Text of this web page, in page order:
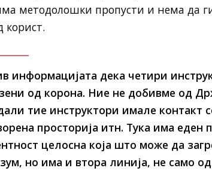
методолошки пропусти и нема да
корист.
информацијата дека четири
од корона. Ние не добивме од
тие инструктори имале контакт
просторија итн. Тука има еден
целосна која што може да
но има и втора линија, не само